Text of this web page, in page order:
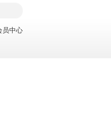
员中心